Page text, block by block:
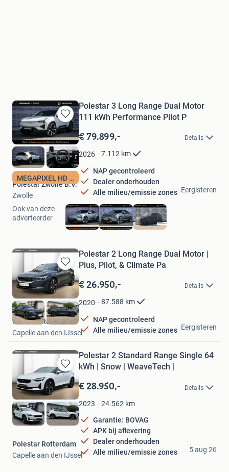
Bewaren
in
Mijn
Favorieten
MEGAPIXEL HD LED
Polestar 3 Long Range Dual Motor
111 kWh Performance Pilot P
€ 79.899,- Details
2026 7.112 km
NAP gecontroleerd
Dealer onderhouden
Alle milieu/emissie zones
Polestar Zwolle B.V.
Zwolle
Eergisteren
Ook van deze
adverteerder
Bewaren
in
Mijn
Favorieten
Polestar 2 Long Range Dual Motor |
Plus, Pilot, & Climate Pa
€ 26.950,- Details
2020 87.588 km
NAP gecontroleerd
Alle milieu/emissie zones
Polestar Rotterdam
Capelle aan den IJssel
Eergisteren
Bewaren
in
Mijn
Favorieten
Polestar 2 Standard Range Single 64
kWh | Snow | WeaveTech |
€ 28.950,- Details
2023 24.562 km
Garantie: BOVAG
APK bij aflevering
Dealer onderhouden
Alle milieu/emissie zones
Polestar Rotterdam
Capelle aan den IJssel
5 aug 26